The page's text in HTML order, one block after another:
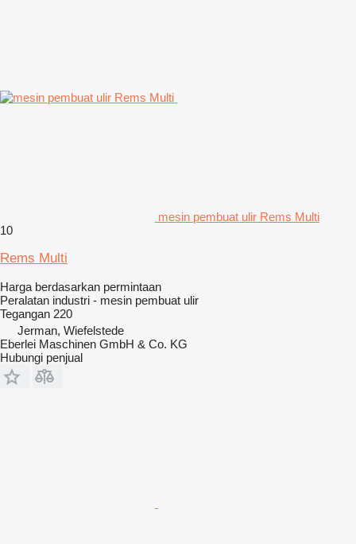
mesin pembuat ulir Rems Multi
10
Rems Multi
Harga berdasarkan permintaan
Peralatan industri - mesin pembuat ulir
Tegangan 220
Jerman, Wiefelstede
Eberlei Maschinen GmbH & Co. KG
Hubungi penjual